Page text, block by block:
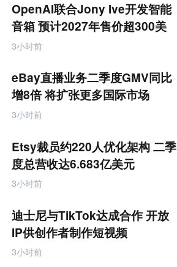
产
业
互
联
网
OpenAI联合Jony Ive开发智能
音箱 预计2027年售价超300美
元
3小时前
eBay直播业务二季度GMV同比
增8倍 将扩张更多国际市场
3小时前
Etsy裁员约220人优化架构 二季
度总营收达6.683亿美元
3小时前
迪士尼与TikTok达成合作 开放
IP供创作者制作短视频
3小时前